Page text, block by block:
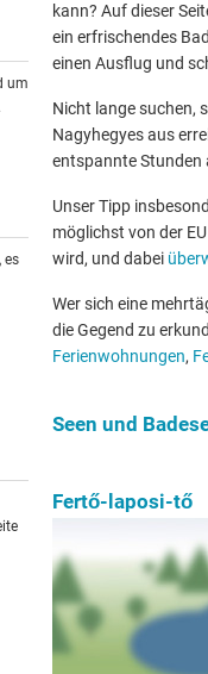
um
es
kann? Auf dieser
ein erfrischendes
einen Ausflug und
Nicht lange suchen,
Nagyhegyes aus
entspannte Stunden
Unser Tipp
möglichst von der
wird, und dabei
Wer sich eine
die Gegend zu
Ferienwohnungen,
Seen und
Fertő-laposi-tő